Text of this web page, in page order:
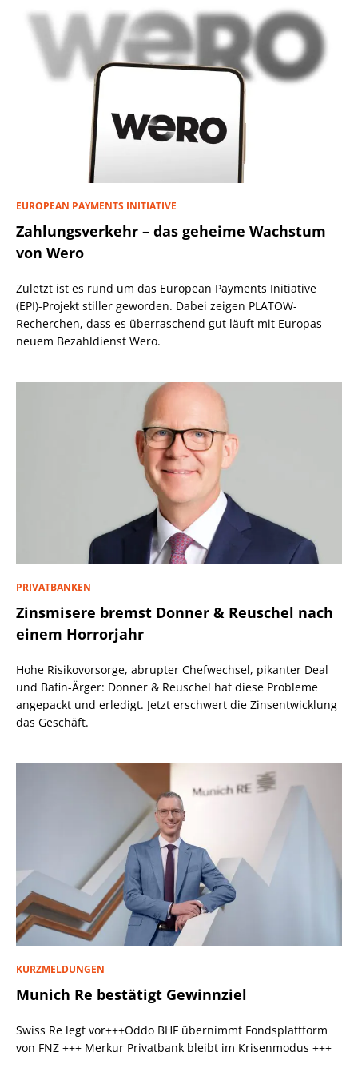
EUROPEAN PAYMENTS INITIATIVE
Zahlungsverkehr – das geheime Wachstum
von Wero
Zuletzt ist es rund um das European Payments Initiative
(EPI)-Projekt stiller geworden. Dabei zeigen PLATOW-
Recherchen, dass es überraschend gut läuft mit Europas
neuem Bezahldienst Wero.
PRIVATBANKEN
Zinsmisere bremst Donner & Reuschel nach
einem Horrorjahr
Hohe Risikovorsorge, abrupter Chefwechsel, pikanter Deal
und Bafin-Ärger: Donner & Reuschel hat diese Probleme
angepackt und erledigt. Jetzt erschwert die Zinsentwicklung
das Geschäft.
KURZMELDUNGEN
Munich Re bestätigt Gewinnziel
Swiss Re legt vor+++Oddo BHF übernimmt Fondsplattform
von FNZ +++ Merkur Privatbank bleibt im Krisenmodus +++